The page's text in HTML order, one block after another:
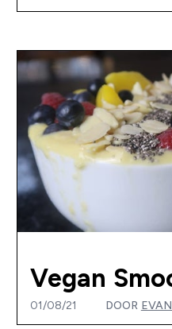
Vegan
01/08/21 DOOR